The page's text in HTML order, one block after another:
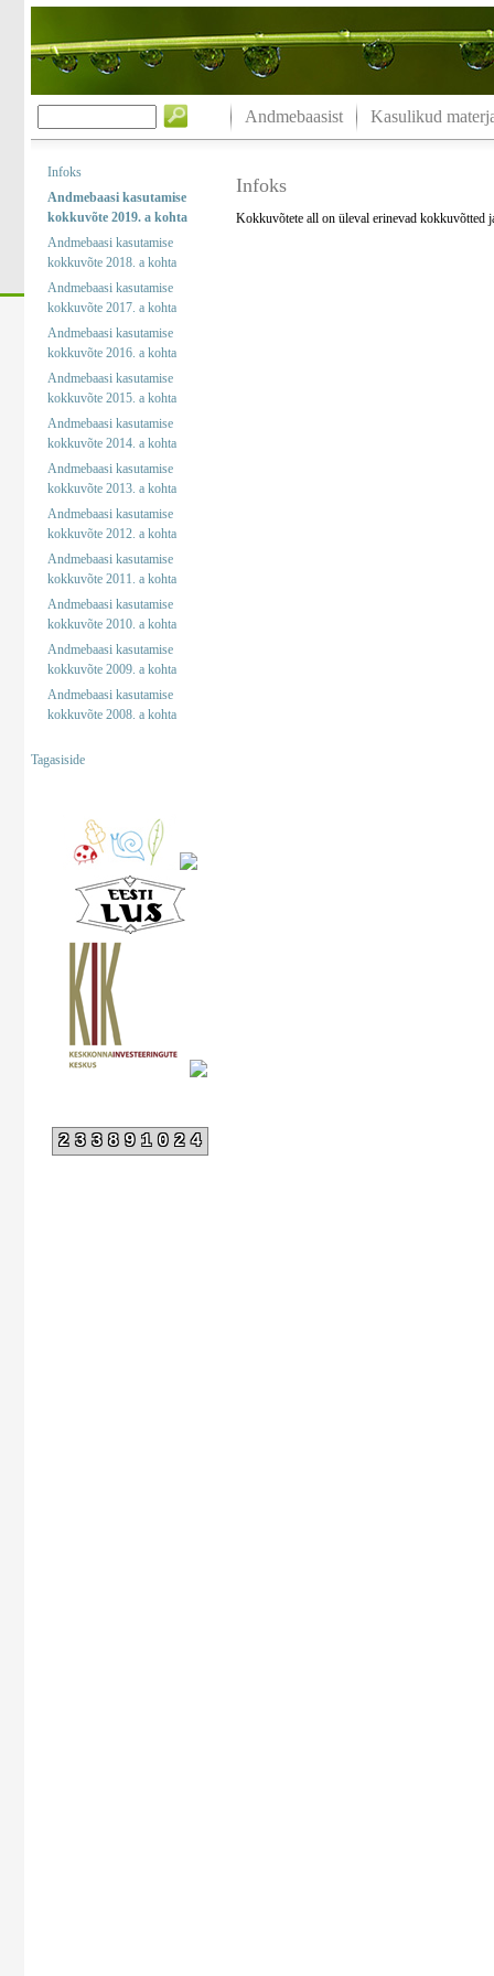
Andmebaasist Kasulikud
Infoks
Andmebaasi kasutamise
kokkuvõte 2019. a kohta
Andmebaasi kasutamise
kokkuvõte 2018. a kohta
Andmebaasi kasutamise
kokkuvõte 2017. a kohta
Andmebaasi kasutamise
kokkuvõte 2016. a kohta
Andmebaasi kasutamise
kokkuvõte 2015. a kohta
Andmebaasi kasutamise
kokkuvõte 2014. a kohta
Andmebaasi kasutamise
kokkuvõte 2013. a kohta
Andmebaasi kasutamise
kokkuvõte 2012. a kohta
Andmebaasi kasutamise
kokkuvõte 2011. a kohta
Andmebaasi kasutamise
kokkuvõte 2010. a kohta
Andmebaasi kasutamise
kokkuvõte 2009. a kohta
Andmebaasi kasutamise
kokkuvõte 2008. a kohta
Tagasiside
233891024
Infoks
Kokkuvõtete all on üleval erinevad kokkuvõtted